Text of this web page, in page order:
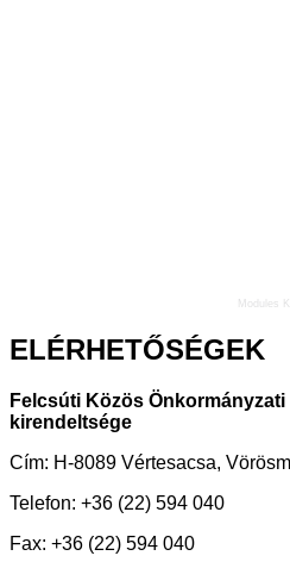
Modules Kd
ELÉRHETŐSÉGEK
Felcsúti Közös
kirendeltsége
Cím: H-8089 Vértesacsa,
Telefon: +36 (22) 594 040
Fax: +36 (22) 594 040